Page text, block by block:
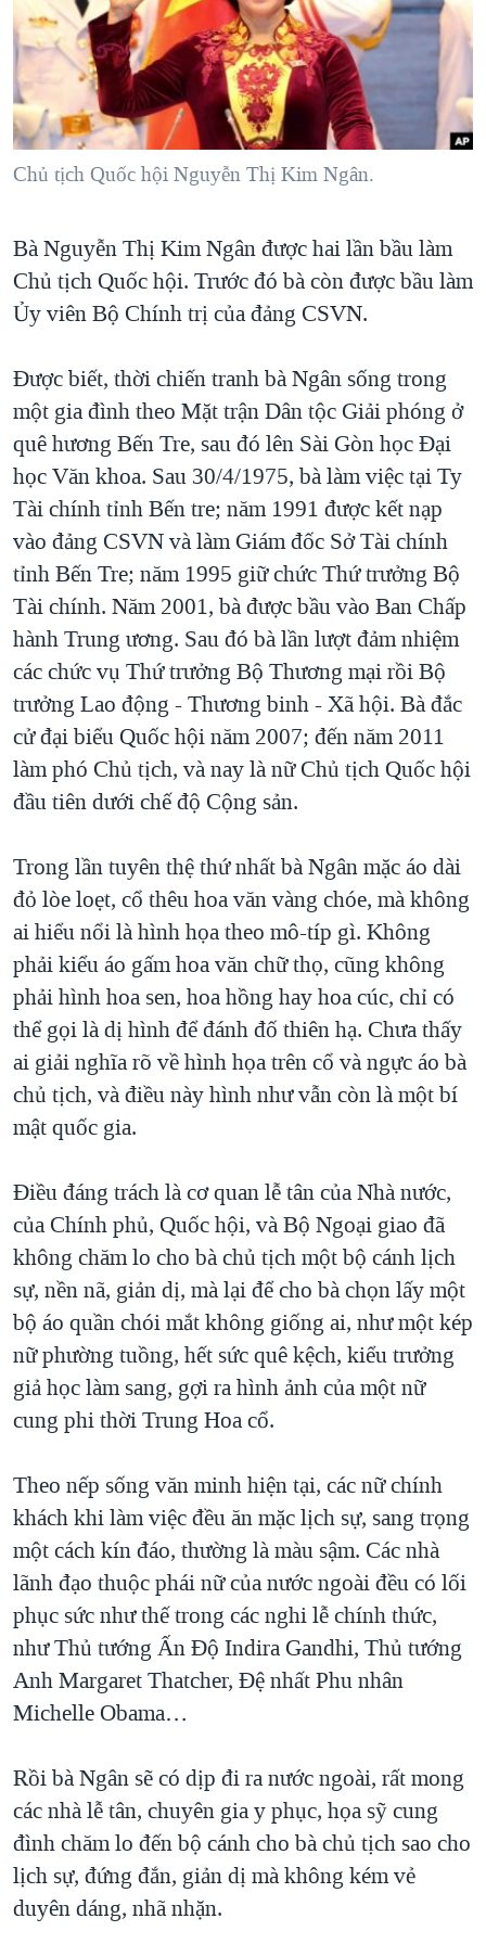
"Tìm"NGƯỜI VIỆT HẢI NGOẠI
ĐỜI SỐNG
KINH TẾ
KHOA HỌC
SỨC KHOẺ
THỂ THAO
GIÁO DỤC
TẠI
HÀNH TRÌNH BẦU CỬ 2024
MỘT NĂM CHIẾN TRANH TẠI DẢI GAZA
GIẢI MÃ VÀNH ĐAI & CON ĐƯỜNG
GROUND ZERO – XƯA VÀ NAY
CHI PHÍ CHIẾN TRANH AFGHANISTAN
CÁC GIÁ TRỊ CỘNG HÒA Ở VIỆT NAM
TRỊNH VĨNH BÌNH VS. CHÍNH PHỦ VIỆT NAM
NGƯ DÂN VIỆT VÀ LÀN SÓNG TRỘM HẢI SÂM
BÊN KIA QUỐC LỘ: TIẾNG VỌNG TỪ NÔNG THÔN MỸ
QUAN HỆ VIỆT MỸ
VIDEO
NGHE
MẠNG XÃ HỘI
Chủ tịch Quốc hội Nguyễn Thị Kim Ngân.
Bà Nguyễn Thị Kim Ngân được hai lần bầu làm
Chủ tịch Quốc hội. Trước đó bà còn được bầu làm
Ủy viên Bộ Chính trị của đảng CSVN.
Được biết, thời chiến tranh bà Ngân sống trong
một gia đình theo Mặt trận Dân tộc Giải phóng ở
quê hương Bến Tre, sau đó lên Sài Gòn học Đại
học Văn khoa. Sau 30/4/1975, bà làm việc tại Ty
Tài chính tỉnh Bến tre; năm 1991 được kết nạp
vào đảng CSVN và làm Giám đốc Sở Tài chính
tỉnh Bến Tre; năm 1995 giữ chức Thứ trưởng Bộ
Tài chính. Năm 2001, bà được bầu vào Ban Chấp
hành Trung ương. Sau đó bà lần lượt đảm nhiệm
các chức vụ Thứ trưởng Bộ Thương mại rồi Bộ
trưởng Lao động - Thương binh - Xã hội. Bà đắc
cử đại biểu Quốc hội năm 2007; đến năm 2011
làm phó Chủ tịch, và nay là nữ Chủ tịch Quốc hội
đầu tiên dưới chế độ Cộng sản.
Trong lần tuyên thệ thứ nhất bà Ngân mặc áo dài
đỏ lòe loẹt, cổ thêu hoa văn vàng chóe, mà không
ai hiểu nổi là hình họa theo mô-típ gì. Không
phải kiểu áo gấm hoa văn chữ thọ, cũng không
phải hình hoa sen, hoa hồng hay hoa cúc, chỉ có
thể gọi là dị hình để đánh đố thiên hạ. Chưa thấy
ai giải nghĩa rõ về hình họa trên cổ và ngực áo bà
chủ tịch, và điều này hình như vẫn còn là một bí
mật quốc gia.
Điều đáng trách là cơ quan lễ tân của Nhà nước,
của Chính phủ, Quốc hội, và Bộ Ngoại giao đã
không chăm lo cho bà chủ tịch một bộ cánh lịch
sự, nền nã, giản dị, mà lại để cho bà chọn lấy một
bộ áo quần chói mắt không giống ai, như một kép
nữ phường tuồng, hết sức quê kệch, kiểu trưởng
giả học làm sang, gợi ra hình ảnh của một nữ
cung phi thời Trung Hoa cổ.
Theo nếp sống văn minh hiện tại, các nữ chính
khách khi làm việc đều ăn mặc lịch sự, sang trọng
một cách kín đáo, thường là màu sậm. Các nhà
lãnh đạo thuộc phái nữ của nước ngoài đều có lối
phục sức như thế trong các nghi lễ chính thức,
như Thủ tướng Ấn Độ Indira Gandhi, Thủ tướng
Anh Margaret Thatcher, Đệ nhất Phu nhân
Michelle Obama…
Rồi bà Ngân sẽ có dịp đi ra nước ngoài, rất mong
các nhà lễ tân, chuyên gia y phục, họa sỹ cung
đình chăm lo đến bộ cánh cho bà chủ tịch sao cho
lịch sự, đứng đắn, giản dị mà không kém vẻ
duyên dáng, nhã nhặn.